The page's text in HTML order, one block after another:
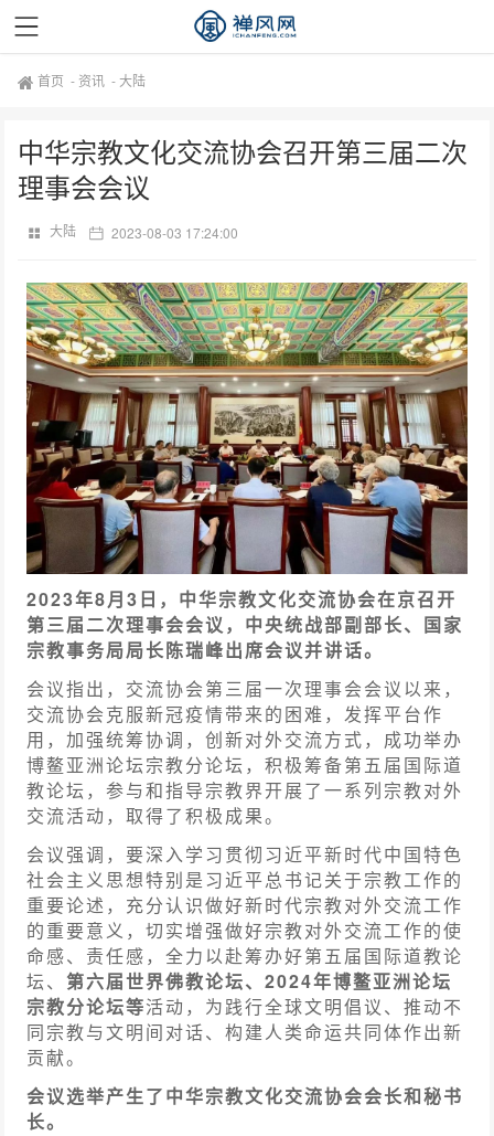
首页 - 资讯 -大陆
中华宗教文化交流协会召开第三届二次
理事会会议
大陆 2023-08-03 17:24:00
2023年8月3日，中华宗教文化交流协会在京召开
第三届二次理事会会议，中央统战部副部长、国家
宗教事务局局长陈瑞峰出席会议并讲话。
会议指出，交流协会第三届一次理事会会议以来，
交流协会克服新冠疫情带来的困难，发挥平台作
用，加强统筹协调，创新对外交流方式，成功举办
博鳌亚洲论坛宗教分论坛，积极筹备第五届国际道
教论坛，参与和指导宗教界开展了一系列宗教对外
交流活动，取得了积极成果。
会议强调，要深入学习贯彻习近平新时代中国特色
社会主义思想特别是习近平总书记关于宗教工作的
重要论述，充分认识做好新时代宗教对外交流工作
的重要意义，切实增强做好宗教对外交流工作的使
命感、责任感，全力以赴筹办好第五届国际道教论
坛、 第六届世界佛教论坛、2024年博鳌亚洲论坛
宗教分论坛等活动，为践行全球文明倡议、推动不
同宗教与文明间对话、构建人类命运共同体作出新
贡献。
会议选举产生了中华宗教文化交流协会会长和秘书
长。